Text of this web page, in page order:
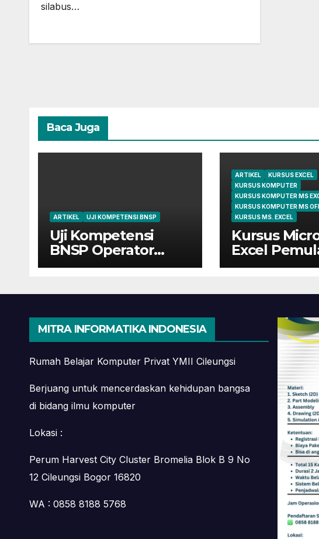
silabus…
Baca Juga
ARTIKEL UJI KOMPETENSI BNSP
Uji Kompetensi
BNSP Operator
Komputer dan
Bekasi
ARTIKEL
KURSUS EXCEL
KURSUS KOMPUTER
KURSUS KOMPUTER MS
KURSUS KOMPUTER MS
KURSUS MS. EXCEL
Kursus
Excel
Cileungsi |
Mahir
MITRA INFORMATIKA INDONESIA
Rumah Belajar Komputer Privat YMII Cileungsi
Berjuang untuk mencerdaskan kehidupan bangsa
di bidang ilmu komputer
Lokasi :
Perum Harvest City Cluster Bromelia Blok B 9 No
12 Cileungsi Bogor 16820
WA : 0858 8188 5768